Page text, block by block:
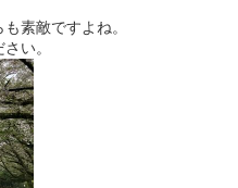
素敵ですよね。
い。